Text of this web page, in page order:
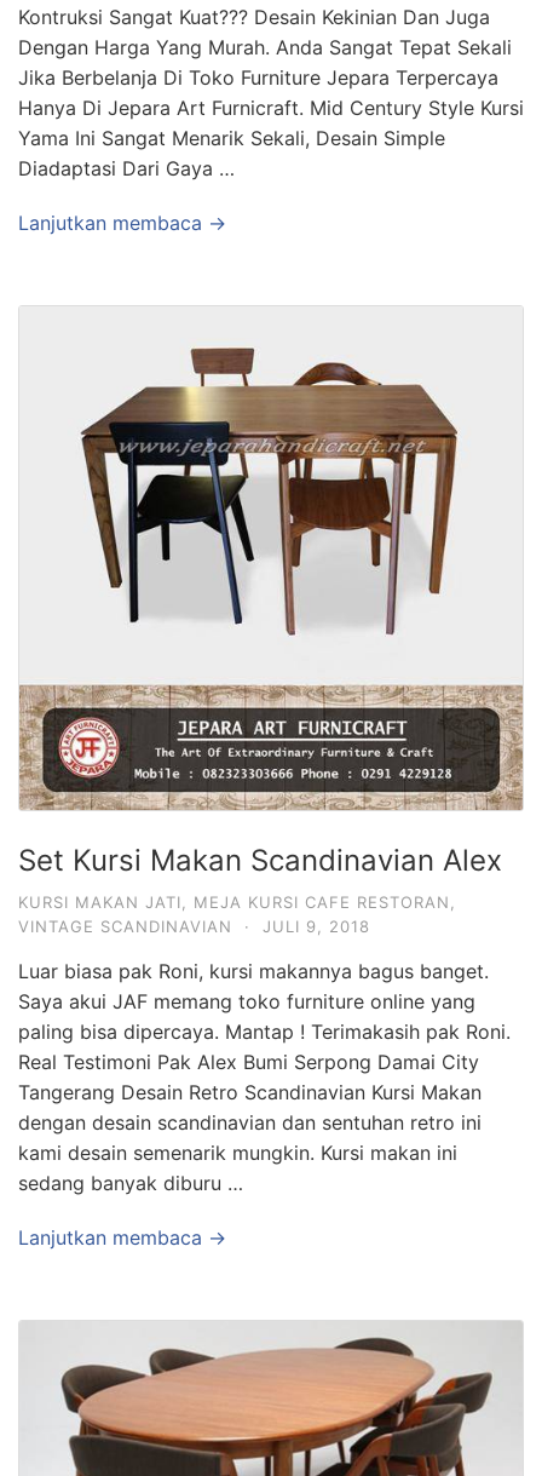
Kontruksi Sangat Kuat??? Desain Kekinian Dan Juga
Dengan Harga Yang Murah. Anda Sangat Tepat Sekali
Jika Berbelanja Di Toko Furniture Jepara Terpercaya
Hanya Di Jepara Art Furnicraft. Mid Century Style Kursi
Yama Ini Sangat Menarik Sekali, Desain Simple
Diadaptasi Dari Gaya …
Lanjutkan membaca →
Set Kursi Makan Scandinavian Alex
KURSI MAKAN JATI MEJA KURSI CAFE RESTORAN
VINTAGE SCANDINAVIAN
· JULI 9, 2018
Luar biasa pak Roni, kursi makannya bagus banget.
Saya akui JAF memang toko furniture online yang
paling bisa dipercaya. Mantap ! Terimakasih pak Roni.
Real Testimoni Pak Alex Bumi Serpong Damai City
Tangerang Desain Retro Scandinavian Kursi Makan
dengan desain scandinavian dan sentuhan retro ini
kami desain semenarik mungkin. Kursi makan ini
sedang banyak diburu …
Lanjutkan membaca →